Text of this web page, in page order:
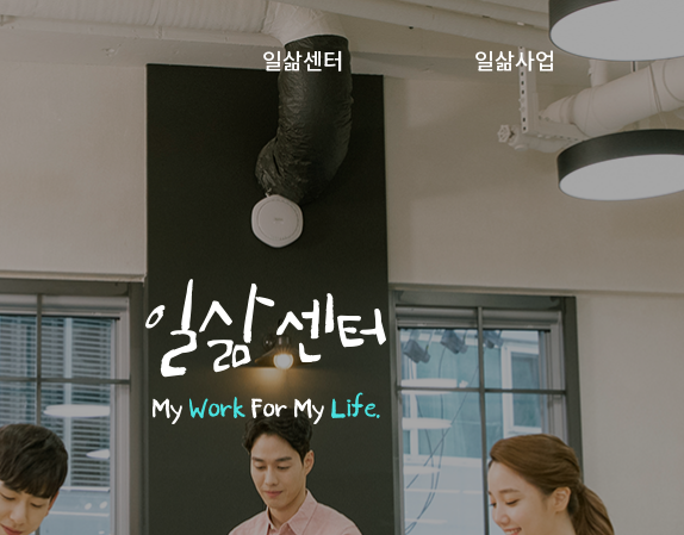
일삶센터 일삶사업
일삶센터
MyWorkFor MyLife.